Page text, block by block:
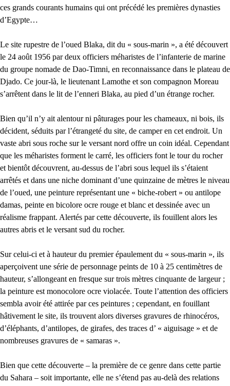
ces grands courants humains qui ont précédé les premières dynasties
d’Egypte…
Le site rupestre de l’oued Blaka, dit du « sous-marin », a été découvert
le 24 août 1956 par deux officiers méharistes de l’infanterie de marine
du groupe nomade de Dao-Timni, en reconnaissance dans le plateau de
Djado. Ce jour-là, le lieutenant Lamothe et son compagnon Moreau
s’arrêtent dans le lit de l’enneri Blaka, au pied d’un étrange rocher.
Bien qu’il n’y ait alentour ni pâturages pour les chameaux, ni bois, ils
décident, séduits par l’étrangeté du site, de camper en cet endroit. Un
vaste abri sous roche sur le versant nord offre un coin idéal. Cependant
que les méharistes forment le carré, les officiers font le tour du rocher
et bientôt découvrent, au-dessus de l’abri sous lequel ils s’étaient
arrêtés et dans une niche dominant d’une quinzaine de mètres le niveau
de l’oued, une peinture représentant une « biche-robert » ou antilope
damas, peinte en bicolore ocre rouge et blanc et dessinée avec un
réalisme frappant. Alertés par cette découverte, ils fouillent alors les
autres abris et le versant sud du rocher.
Sur celui-ci et à hauteur du premier épaulement du « sous-marin », ils
aperçoivent une série de personnage peints de 10 à 25 centimètres de
hauteur, s’allongeant en fresque sur trois mètres cinquante de largeur ;
la peinture est monocolore ocre violacée. Toute l’attention des officiers
sembla avoir été attirée par ces peintures ; cependant, en fouillant
hâtivement le site, ils trouvent alors diverses gravures de rhinocéros,
d’éléphants, d’antilopes, de girafes, des traces d’ « aiguisage » et de
nombreuses gravures de « samaras ».
Bien que cette découverte – la première de ce genre dans cette partie
du Sahara – soit importante, elle ne s’étend pas au-delà des relations